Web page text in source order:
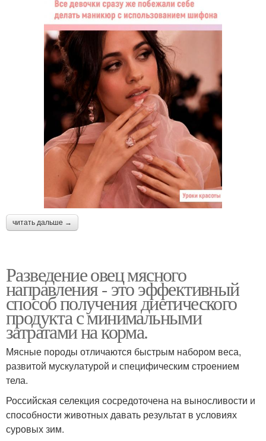
читать дальше →
Разведение овец мясного
направления - это эффективный
способ получения диетического
продукта с минимальными
затратами на корма.
Мясные породы отличаются быстрым набором веса,
развитой мускулатурой и специфическим строением
тела.
Российская селекция сосредоточена на выносливости и
способности животных давать результат в условиях
суровых зим.